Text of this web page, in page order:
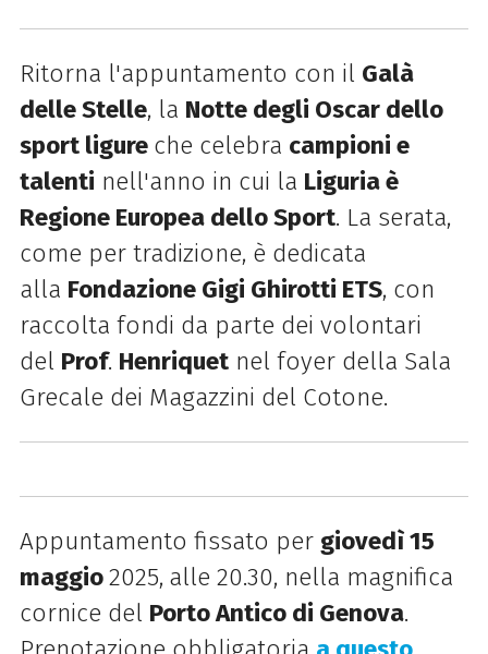
Ritorna l'appuntamento con il Galà
delle Stelle, la Notte degli Oscar dello
sport ligure che celebra campioni e
talenti nell'anno in cui la Liguria è
Regione Europea dello Sport. La serata,
come per tradizione, è dedicata
alla Fondazione Gigi Ghirotti ETS, con
raccolta fondi da parte dei volontari
del Prof. Henriquetnel foyer della Sala
Grecale dei Magazzini del Cotone.
Appuntamento fissato per giovedì 15
maggio2025, alle 20.30, nella magnifica
cornice del Porto Antico di Genova.